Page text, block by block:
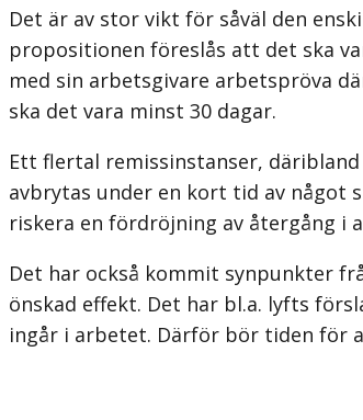
Det är av stor vikt för såväl den
propositionen föreslås att det ska
med sin arbetsgivare arbetspröva
ska det vara minst 30 dagar.
Ett flertal remissinstanser,
avbrytas under en kort tid av något
riskera en fördröjning av återgång i
Det har också kommit synpunkter
önskad effekt. Det har bl.a. lyfts
ingår i arbetet. Därför bör tiden för